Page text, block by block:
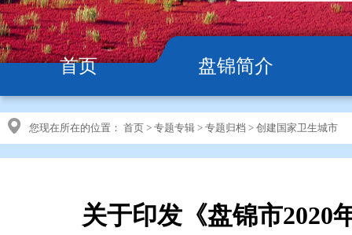
首页 盘锦简介
您现在所在的位置： 首页 > 专题专辑 > 专题归档 > 创建国家卫生城市
关于印发《盘锦市2020